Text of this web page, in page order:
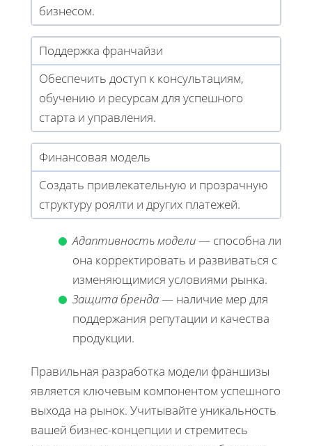
бизнесом.
Поддержка франчайзи
Обеспечить доступ к консультациям,
обучению и ресурсам для успешного
старта и управления.
Финансовая модель
Создать привлекательную и прозрачную
структуру роялти и других платежей.
Адаптивность модели— способна ли
она корректировать и развиваться с
изменяющимися условиями рынка.
Защита бренда— наличие мер для
поддержания репутации и качества
продукции.
Правильная разработка модели франшизы
является ключевым компонентом успешного
выхода на рынок. Учитывайте уникальность
вашей бизнес-концепции и стремитесь